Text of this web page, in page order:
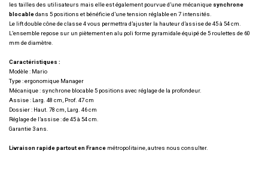
les tailles des utilisateurs mais elle est également pourvue d’une mécanique synchrone
blocabledans 5 positions et bénéficie d’une tension réglable en 7 intensités.
Le lift double cône de classe 4 vous permettra d’ajuster la hauteur d’assise de 45 à 54 cm.
L’ensemble repose sur un piètement en alu poli forme pyramidale équipé de 5 roulettes de 60
mm de diamètre.
Caractéristiques :
Modèle : Mario
Type : ergonomique Manager
Mécanique : synchrone blocable 5 positions avec réglage de la profondeur.
Assise : Larg. 48 cm, Prof. 47 cm
Dossier : Haut. 78 cm, Larg. 46 cm
Réglage de l’assise : de 45 à 54 cm.
Garantie 3 ans.
Livraison rapide partout en France métropolitaine, autres nous consulter.